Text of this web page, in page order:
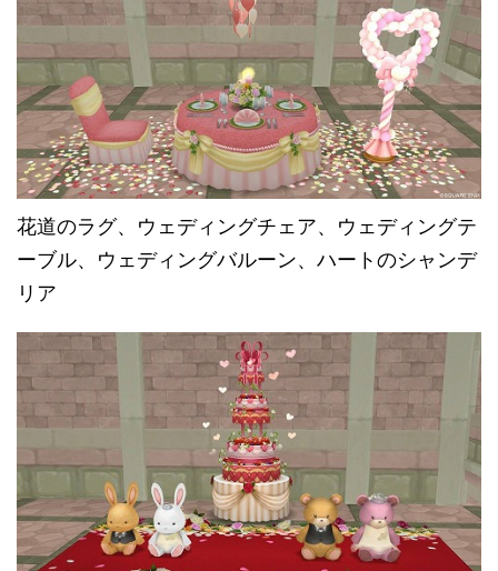
花道のラグ、ウェディングチェア、ウェディングテ
ーブル、ウェディングバルーン、ハートのシャンデ
リア